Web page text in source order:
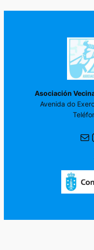
Asociación
Avenida do